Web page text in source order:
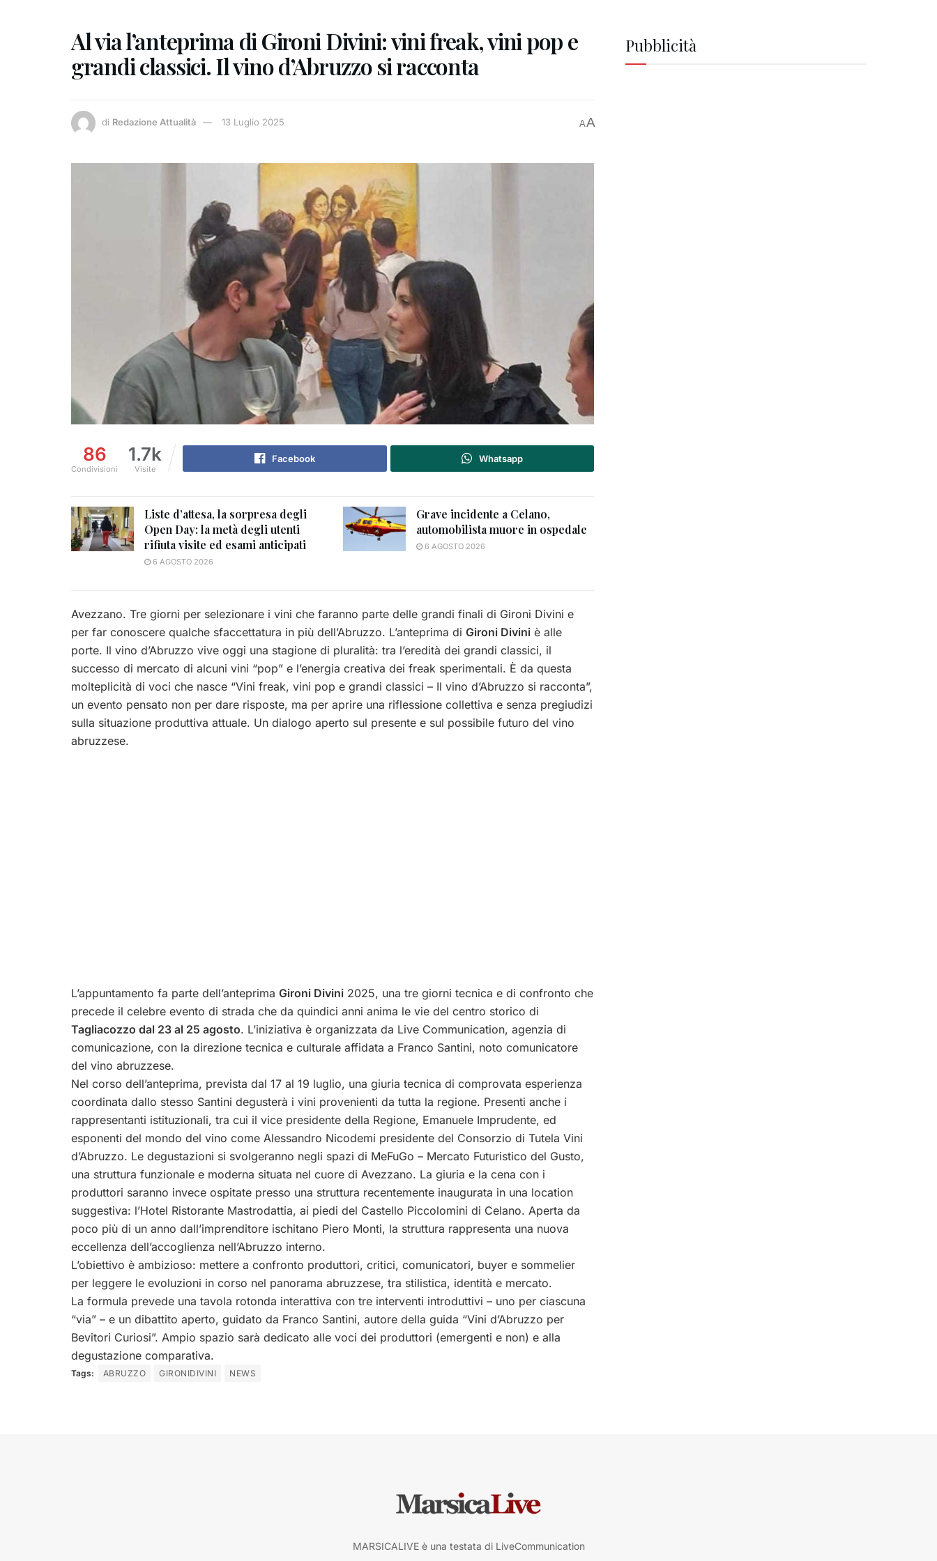
Al via l’anteprima di Gironi Divini: vini freak, vini pop e
grandi classici. Il vino d’Abruzzo si racconta
di Redazione Attualità 13 Luglio 2025 AA
86
Condivisioni
1.7k
Visite
Facebook Whatsapp
Liste d’attesa, la sorpresa degli
Open Day: la metà degli utenti
rifiuta visite ed esami anticipati
6 AGOSTO 2026
Grave incidente a Celano,
automobilista muore in ospedale
6 AGOSTO 2026
Avezzano. Tre giorni per selezionare i vini che faranno parte delle grandi finali di Gironi Divini e
per far conoscere qualche sfaccettatura in più dell’Abruzzo. L’anteprima di Gironi Divini è alle
porte. Il vino d’Abruzzo vive oggi una stagione di pluralità: tra l’eredità dei grandi classici, il
successo di mercato di alcuni vini “pop” e l’energia creativa dei freak sperimentali. È da questa
molteplicità di voci che nasce “Vini freak, vini pop e grandi classici – Il vino d’Abruzzo si racconta”,
un evento pensato non per dare risposte, ma per aprire una riflessione collettiva e senza pregiudizi
sulla situazione produttiva attuale. Un dialogo aperto sul presente e sul possibile futuro del vino
abruzzese.
L’appuntamento fa parte dell’anteprima Gironi Divini 2025, una tre giorni tecnica e di confronto che
precede il celebre evento di strada che da quindici anni anima le vie del centro storico di
Tagliacozzo dal 23 al 25 agosto. L’iniziativa è organizzata da Live Communication, agenzia di
comunicazione, con la direzione tecnica e culturale affidata a Franco Santini, noto comunicatore
del vino abruzzese.
Nel corso dell’anteprima, prevista dal 17 al 19 luglio, una giuria tecnica di comprovata esperienza
coordinata dallo stesso Santini degusterà i vini provenienti da tutta la regione. Presenti anche i
rappresentanti istituzionali, tra cui il vice presidente della Regione, Emanuele Imprudente, ed
esponenti del mondo del vino come Alessandro Nicodemi presidente del Consorzio di Tutela Vini
d’Abruzzo. Le degustazioni si svolgeranno negli spazi di MeFuGo – Mercato Futuristico del Gusto,
una struttura funzionale e moderna situata nel cuore di Avezzano. La giuria e la cena con i
produttori saranno invece ospitate presso una struttura recentemente inaugurata in una location
suggestiva: l’Hotel Ristorante Mastrodattia, ai piedi del Castello Piccolomini di Celano. Aperta da
poco più di un anno dall’imprenditore ischitano Piero Monti, la struttura rappresenta una nuova
eccellenza dell’accoglienza nell’Abruzzo interno.
L’obiettivo è ambizioso: mettere a confronto produttori, critici, comunicatori, buyer e sommelier
per leggere le evoluzioni in corso nel panorama abruzzese, tra stilistica, identità e mercato.
La formula prevede una tavola rotonda interattiva con tre interventi introduttivi – uno per ciascuna
“via” – e un dibattito aperto, guidato da Franco Santini, autore della guida “Vini d’Abruzzo per
Bevitori Curiosi”. Ampio spazio sarà dedicato alle voci dei produttori (emergenti e non) e alla
degustazione comparativa.
Tags: ABRUZZO GIRONIDIVINI NEWS
Pubblicità
MARSICALIVE è una testata di LiveCommunication